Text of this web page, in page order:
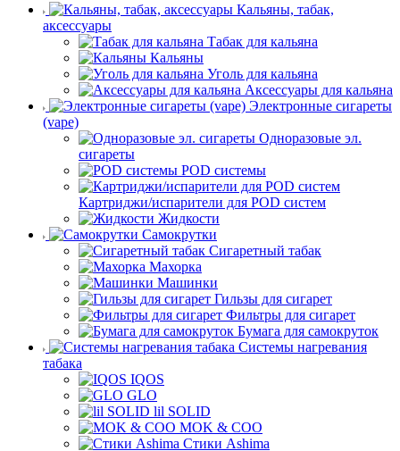
Кальяны, табак,
аксессуары
Табак для кальяна
Кальяны
Уголь для кальяна
Аксессуары для кальяна
Электронные сигареты
(vape)
Одноразовые эл.
сигареты
POD системы
Картриджи/испарители для POD систем
Жидкости
Самокрутки
Сигаретный табак
Махорка
Машинки
Гильзы для сигарет
Фильтры для сигарет
Бумага для самокруток
Системы нагревания
табака
IQOS
GLO
lil SOLID
MOK & COO
Стики Ashima